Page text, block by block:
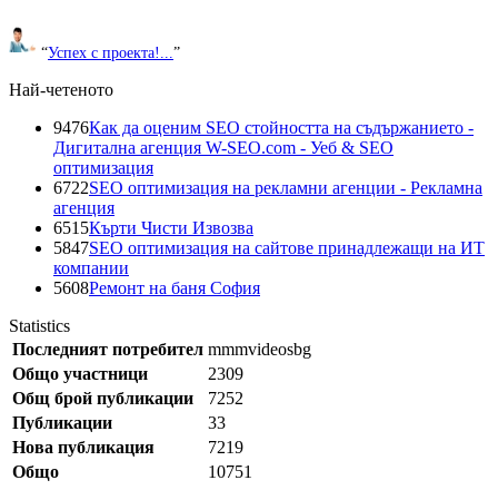
“Успех с проекта!... ”
Най-четеното
9476Как да оценим SEO стойността на съдържанието -
Дигитална агенция W-SEO.com - Уеб & SEO
оптимизация
6722SEO оптимизация на рекламни агенции - Рекламна
агенция
6515Кърти Чисти Извозва
5847SEO оптимизация на сайтове принадлежащи на ИТ
компании
5608Ремонт на баня София
Statistics
Последният потребител mmmvideosbg
Общо участници
2309
Общ брой публикации
7252
Публикации
33
Нова публикация
7219
Общо
10751